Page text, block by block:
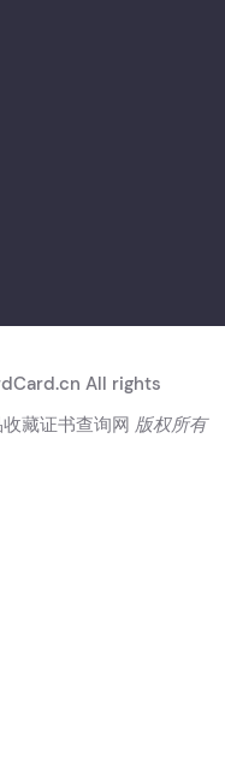
All rights
藏证书查询网 版权所有